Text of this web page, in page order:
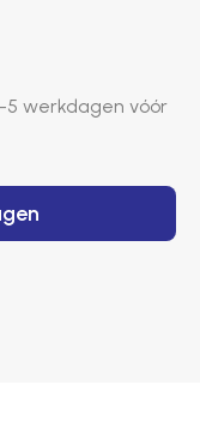
werkdagen vóór